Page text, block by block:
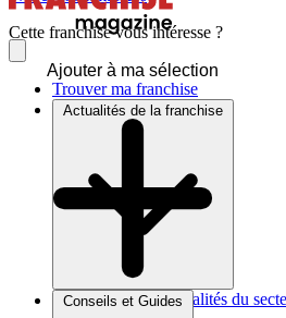
Trouver ma franchise
Actualités de la franchise
Brèves et actus Actualités du
Conseils et Guides
Cette franchise vous intéresse ?
Ajouter à ma sélection